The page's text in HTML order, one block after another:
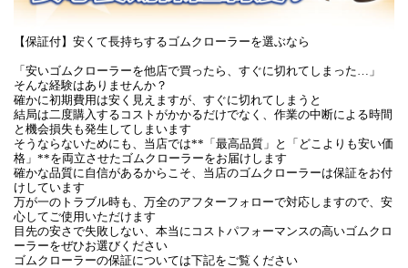
【保証付】安くて長持ちするゴムクローラーを選ぶなら
「安いゴムクローラーを他店で買ったら、すぐに切れてしまった…」
そんな経験はありませんか？
確かに初期費用は安く見えますが、すぐに切れてしまうと
結局は二度購入するコストがかかるだけでなく、作業の中断による時間
と機会損失も発生してしまいます
そうならないためにも、当店では**「最高品質」と「どこよりも安い価
格」**を両立させたゴムクローラーをお届けします
確かな品質に自信があるからこそ、当店のゴムクローラーは保証をお付
けしています
万が一のトラブル時も、万全のアフターフォローで対応しますので、安
心してご使用いただけます
目先の安さで失敗しない、本当にコストパフォーマンスの高いゴムクロ
ーラーをぜひお選びください
ゴムクローラーの保証については下記をご覧ください